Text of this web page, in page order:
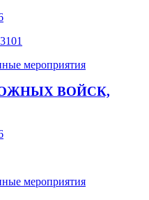
мероприятия
ВОЙСК,
мероприятия